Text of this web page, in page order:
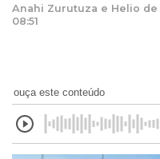
Anahi Zurutuza e Helio
08:51
ouça este conteúdo